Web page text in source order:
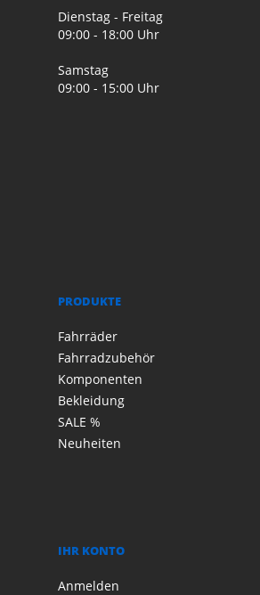
Dienstag - Freitag
09:00 - 18:00 Uhr
Samstag
09:00 - 15:00 Uhr
PRODUKTE
Fahrräder
Fahrradzubehör
Komponenten
Bekleidung
SALE %
Neuheiten
IHR KONTO
Anmelden